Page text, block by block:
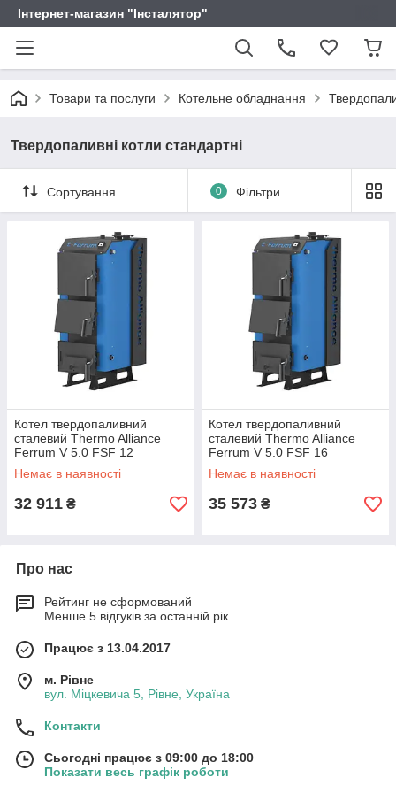
Інтернет-магазин "Інсталятор"
Товари та послуги Котельне обладнання
Твердопаливні котли стандартні
Сортування 0 Фільтри
Котел твердопаливний
сталевий Thermo Alliance
Ferrum V 5.0 FSF 12
Немає в наявності
32 911 ₴
Котел твердопаливний
сталевий Thermo Alliance
Ferrum V 5.0 FSF 16
Немає в наявності
35 573 ₴
Про нас
Рейтинг не сформований
Менше 5 відгуків за останній рік
Працює з 13.04.2017
м. Рівне
вул. Міцкевича 5, Рівне, Україна
Контакти
Сьогодні працює з 09:00 до 18:00
Показати весь графік роботи